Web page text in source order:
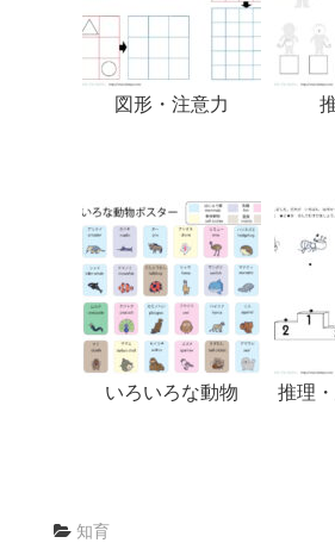
図形・注意力
いろいろな動物 推理
知育